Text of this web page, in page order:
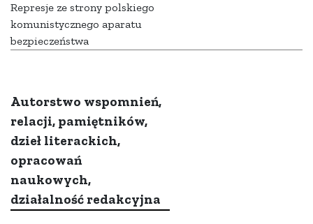
Represje ze strony polskiego
komunistycznego aparatu
bezpieczeństwa
Autorstwo wspomnień,
relacji, pamiętników,
dzieł literackich,
opracowań
naukowych,
działalność redakcyjna